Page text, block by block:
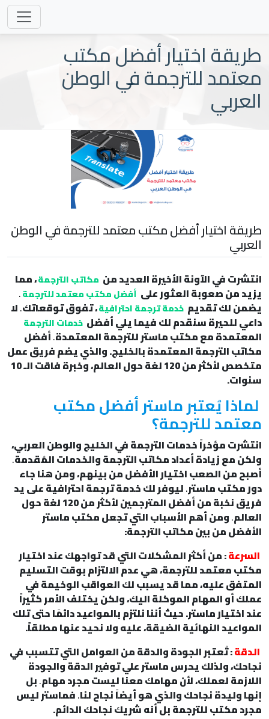
طريقة اختيار أفضل مكتب
معتمد للترجمة في الوطن
العربي
طريقة اختيار أفضل مكتب معتمد للترجمة في الوطن
العربي
انتشرت في الآونة الأخيرة العديد من مكاتب الترجمة، مما
يزيد من صعوبة العثور على أفضلمكتب معتمد للترجمة.
يضمن لك تقديم خدمة ترجمة احترافية، تفوق توقعاتك.لا
داعي للحيرة سنقدم لك فيما يلي أفضل خدمات الترجمة
المعتمدة مع مكتب ماستر للترجمة المعتمدة.أفضل
مكاتب الترجمة المعتمدة بالخليج. والذي يضم فريق عمل
متخصص لأكثر من 120 لغة حول العالم، وخبرة فاقت الـ 10
سنوات.
لماذا يُعتبر ماستر أفضل مكتب
معتمد للترجمة؟
انتشرت مؤخراً خدمات الترجمة في الخليج والوطن العربي،
ولكن مع زيادة أعداد مكاتب الترجمة والخدمات المُقدمة.
أصبح من الصعب اختيار الأفضل من بينهم، ومن هنا جاء
دور مكتب ماستر.ليوفر لك خدمة ترجمة احترافية على يد
فريق نخبة من أفضل المترجمين لأكثر من 120 لغة حول
العالم.ومن أهم الأسباب التي تجعل مكتب ماستر
الأفضل من بين مكاتب الترجمة:
السرعة: من أكثر المشكلات التي قد تواجهك عند اختيار
مكتب معتمد للترجمة، هي عدم الالتزام بوقت التسليم
المتفق عليه، مما قد يسبب لك العواقب الوخيمة في
عملك أو المهام الموكلة اليك، ولكن يختلف الأمر كثيراً
عند اختيار ماستر. حيث أننا نلتزم بالمواعيد دائمًا حتى تلك
المواعيد النهائية الضيقة، عليه ولا نحيد عنها مطلقاً.
الدقة: تُعتبر الجودة والدقة من العوامل التي تتسبب في
نجاحك، ولذلك يحرس ماستر علي توفير الدقة والجودة
اللازمة لعملك، لأن مهامك معنا ليست مجرد مهام.بل
إنها وليدة نجاحك والذي هو أيضاً نجاح لنا.فماستر ليس
مجرد مكتب للترجمة بل أنه شريك نجاحك الدائم.